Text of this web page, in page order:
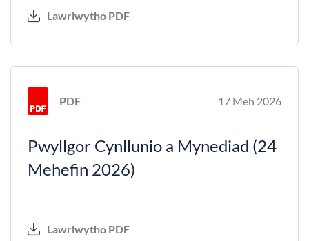
Lawrlwytho PDF
PDF 17 Meh 2026
Pwyllgor Cynllunio a Mynediad (24
Mehefin 2026)
Lawrlwytho PDF